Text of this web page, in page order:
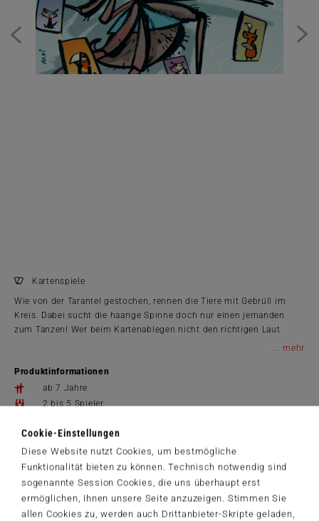
Cookie-Einstellungen
Diese Website nutzt Cookies, um bestmögliche
Funktionalität bieten zu können. Technisch notwendig sind
sogenannte Session Cookies, die uns überhaupt erst
ermöglichen, Ihnen unsere Seite anzuzeigen. Stimmen Sie
allen Cookies zu, werden auch Drittanbieter-Skripte geladen,
Kartenspiele
Wie von der Tarantel gestochen, rennen die Tiere mit Gebrüll im
Kreis. Dabei sucht die haarige Spinne doch nur einen jemanden
zum Tanzen! Wer beim Kartenablegen nicht den richtigen Laut
...
Produktinformationen
ab 7 Jahre
2 bis 5 Spieler
0.00 x 0.00 cm
11 x 11 x 3.5 cm
40851_Tarantel_Tango_DE-GB-FR-IT.pdf
13,99 €